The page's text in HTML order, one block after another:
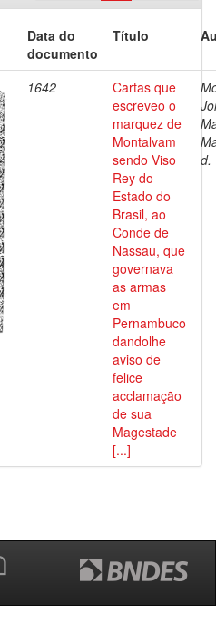
Data do
documento
Título
1642
Cartas que
escreveo o
marquez de
Montalvam
sendo Viso
Rey do
Estado do
Brasil, ao
Conde de
Nassau, que
governava
as armas
em
Pernambuco
dandolhe
aviso de
felice
acclamação
de sua
Magestade
[...]
d.